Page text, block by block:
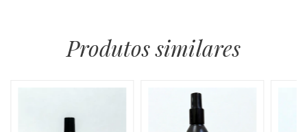
Produtos similares